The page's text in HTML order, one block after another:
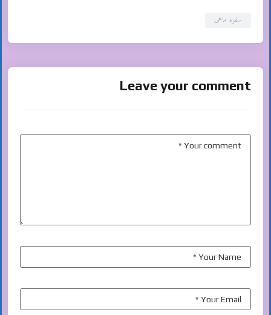
سفره ماهی
Leave your comment